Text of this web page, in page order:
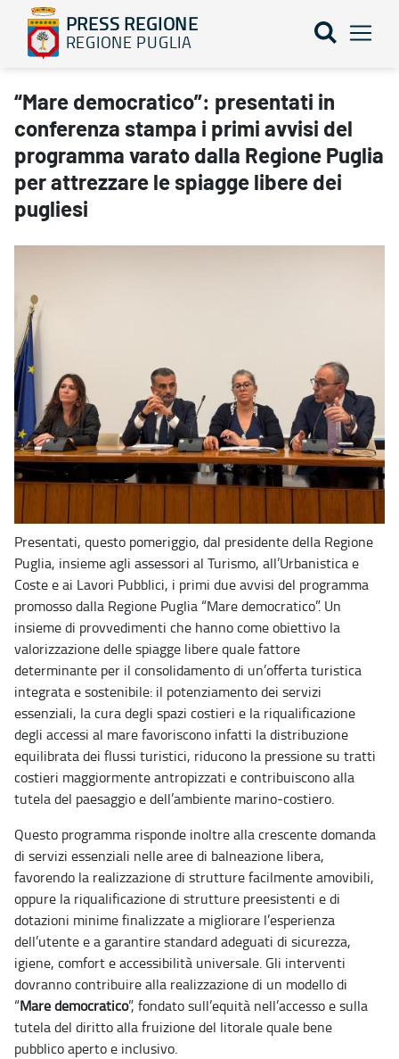
PRESS REGIONE
REGIONE PUGLIA
“Mare democratico”: presentati in conferenza stampa i primi
“Mare democratico”: presentati in
conferenza stampa i primi avvisi del
programma varato dalla Regione Puglia
per attrezzare le spiagge libere dei
pugliesi
Presentati, questo pomeriggio, dal presidente della Regione
Puglia, insieme agli assessori al Turismo, all’Urbanistica e
Coste e ai Lavori Pubblici, i primi due avvisi del programma
promosso dalla Regione Puglia “Mare democratico”. Un
insieme di provvedimenti che hanno come obiettivo la
valorizzazione delle spiagge libere quale fattore
determinante per il consolidamento di un’offerta turistica
integrata e sostenibile: il potenziamento dei servizi
essenziali, la cura degli spazi costieri e la riqualificazione
degli accessi al mare favoriscono infatti la distribuzione
equilibrata dei flussi turistici, riducono la pressione su tratti
costieri maggiormente antropizzati e contribuiscono alla
tutela del paesaggio e dell’ambiente marino-costiero.
Questo programma risponde inoltre alla crescente domanda
di servizi essenziali nelle aree di balneazione libera,
favorendo la realizzazione di strutture facilmente amovibili,
oppure la riqualificazione di strutture preesistenti e di
dotazioni minime finalizzate a migliorare l’esperienza
dell’utente e a garantire standard adeguati di sicurezza,
igiene, comfort e accessibilità universale. Gli interventi
dovranno contribuire alla realizzazione di un modello di
“Mare democratico”, fondato sull’equità nell’accesso e sulla
tutela del diritto alla fruizione del litorale quale bene
pubblico aperto e inclusivo.